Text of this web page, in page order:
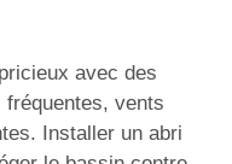
avec des
vents
Installer un abri